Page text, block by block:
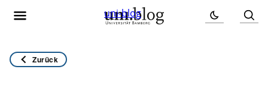
uni-blog
Zurück